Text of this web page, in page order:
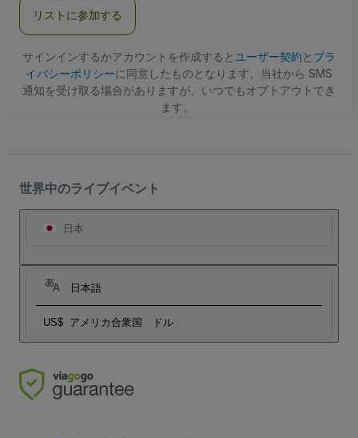
ア
ス
リストに参加する
サインインするかアカウントを作成すると ユーザー契約と プラ
イバシーポリシーに同意したものとなります。当社から SMS
通知を受け取る場合がありますが、いつでもオプトアウトでき
ます。
世界中のライブイベント
日本
日本語
US$ アメリカ合衆国 ドル